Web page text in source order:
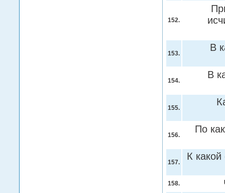
152.
153.
В
154.
В
155.
156.
По
157.
К
158.